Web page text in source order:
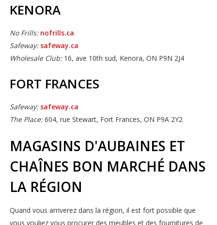
KENORA
No Frills: nofrills.ca
Safeway: safeway.ca
Wholesale Club:16, ave 10th sud, Kenora, ON P9N 2J4
FORT FRANCES
Safeway: safeway.ca
The Place:604, rue Stewart, Fort Frances, ON P9A 2Y2
MAGASINS D'AUBAINES ET
CHAÎNES BON MARCHÉ DANS
LA RÉGION
Quand vous arriverez dans la région, il est fort possible que
vous vouliez vous procurer des meubles et des fournitures de